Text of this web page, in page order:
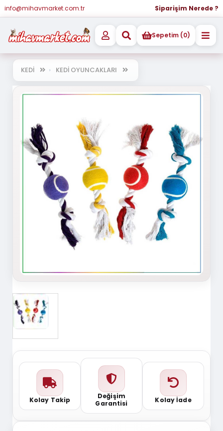
info@mihavmarket.com.tr Siparişim Nerede ?
Sepetim (0)
KEDİ KEDİ OYUNCAKLARI
Kolay Takip
Değişim
Garantisi
Kolay İade